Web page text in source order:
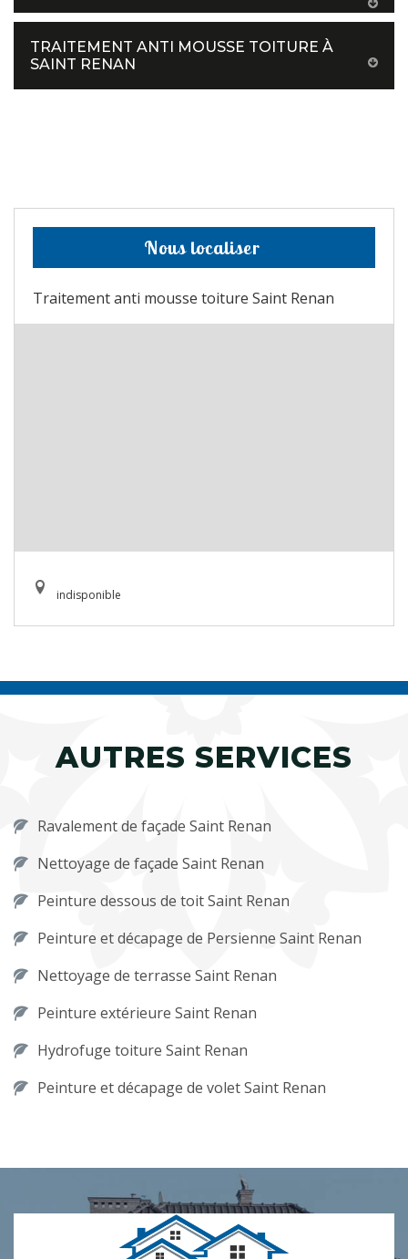
TRAITEMENT ANTI MOUSSE TOITURE À
SAINT RENAN
Nous localiser
Traitement anti mousse toiture Saint Renan
indisponible
AUTRES SERVICES
Ravalement de façade Saint Renan
Nettoyage de façade Saint Renan
Peinture dessous de toit Saint Renan
Peinture et décapage de Persienne Saint Renan
Nettoyage de terrasse Saint Renan
Peinture extérieure Saint Renan
Hydrofuge toiture Saint Renan
Peinture et décapage de volet Saint Renan